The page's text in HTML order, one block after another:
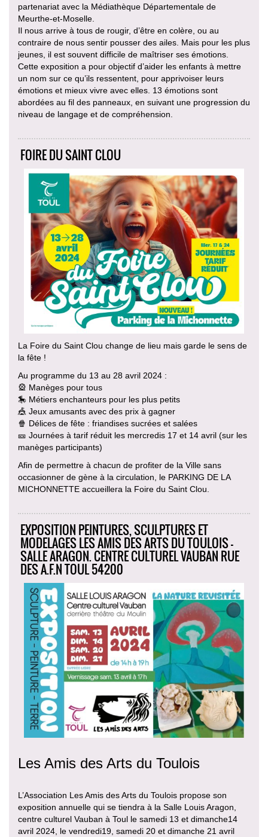
partenariat avec la Médiathèque Départementale de
Meurthe-et-Moselle.
Il nous arrive à tous de rougir, d’être en colère, ou au
contraire de nous sentir pousser des ailes. Mais pour les plus
jeunes, il est souvent difficile de maîtriser ses émotions.
Cette exposition a pour objectif d’aider les enfants à mettre
un nom sur ce qu’ils ressentent, pour apprivoiser leurs
émotions et mieux vivre avec elles. 13 émotions sont
abordées au fil des panneaux, en suivant une progression du
niveau de langage et de compréhension.
FOIRE DU SAINT CLOU
La Foire du Saint Clou change de lieu mais garde le sens de
la fête !
Au programme du 13 au 28 avril 2024 :
🎡 Manèges pour tous
🎠 Métiers enchanteurs pour les plus petits
🎪 Jeux amusants avec des prix à gagner
🍿 Délices de fête : friandises sucrées et salées
🎫 Journées à tarif réduit les mercredis 17 et 14 avril (sur les
manèges participants)
Afin de permettre à chacun de profiter de la Ville sans
occasionner de gène à la circulation, le PARKING DE LA
MICHONNETTE accueillera la Foire du Saint Clou.
EXPOSITION PEINTURES, SCULPTURES ET
MODELAGES LES AMIS DES ARTS DU TOULOIS -
SALLE ARAGON. CENTRE CULTUREL VAUBAN RUE
DES A.F.N TOUL 54200
Les Amis des Arts du Toulois
L’Association Les Amis des Arts du Toulois propose son
exposition annuelle qui se tiendra à la Salle Louis Aragon,
centre culturel Vauban à Toul le samedi 13 et dimanche14
avril 2024, le vendredi19, samedi 20 et dimanche 21 avril